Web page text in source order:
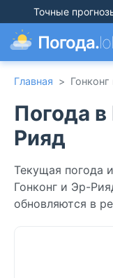
Точные
Погода.lol
Главная >
Погода в
Рияд
Текущая погода
Гонконг и Эр-
обновляются в